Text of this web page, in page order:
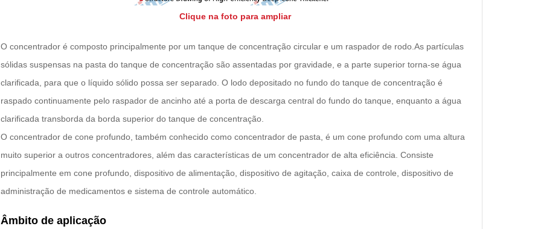
Clique na foto para ampliar
O concentrador é composto principalmente por um tanque de concentração circular e um raspador de rodo.As partículas
sólidas suspensas na pasta do tanque de concentração são assentadas por gravidade, e a parte superior torna-se água
clarificada, para que o líquido sólido possa ser separado. O lodo depositado no fundo do tanque de concentração é
raspado continuamente pelo raspador de ancinho até a porta de descarga central do fundo do tanque, enquanto a água
clarificada transborda da borda superior do tanque de concentração.
O concentrador de cone profundo, também conhecido como concentrador de pasta, é um cone profundo com uma altura
muito superior a outros concentradores, além das características de um concentrador de alta eficiência. Consiste
principalmente em cone profundo, dispositivo de alimentação, dispositivo de agitação, caixa de controle, dispositivo de
administração de medicamentos e sistema de controle automático.
Âmbito de aplicação